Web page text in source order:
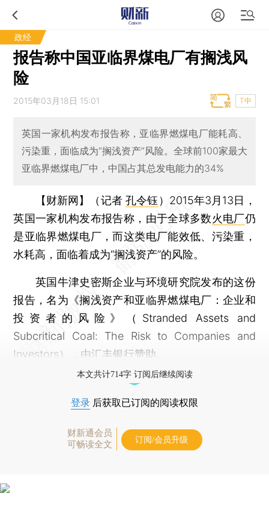
政经
报告称中国亚临界煤电厂有搁浅风
险
2015年03月18日 15:01 T中
英国一家机构发布报告称，亚临界燃煤电厂能耗高、
污染重，面临成为“搁浅资产”风险。全球前100家最大
亚临界燃煤电厂中，中国占其总发电能力的34%
【财新网】（记者孔令钰 ） 2015年3月13日，
英国一家机构发布报告称，由于全球多数火电厂仍
是亚临界燃煤电厂，而这类电厂能效低、污染重，
水耗高，面临着成为“搁浅资产”的风险。
英国牛津史密斯企业与环境研究院发布的这份
报告，名为《搁浅资产和亚临界燃煤电厂：企业和
投资者的风险》（Stranded Assets and
Subcritical Coal: The Risk to Companies and
Investors），由汇丰银行赞助。
本文共计714字 订阅后继续阅读
登录 后获取已订阅的阅读权限
财新通会员
可畅读全文
订阅/会员升级